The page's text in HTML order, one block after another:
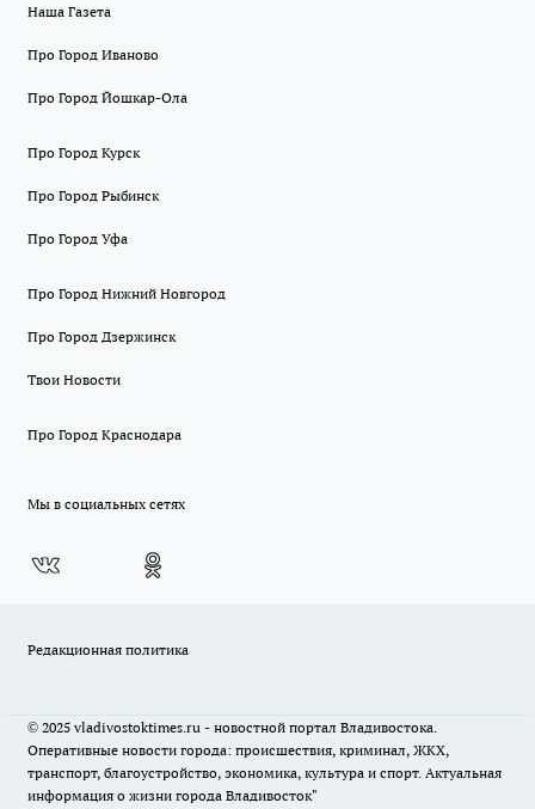
Наша Газета
Про Город Иваново
Про Город Йошкар-Ола
Про Город Курск
Про Город Рыбинск
Про Город Уфа
Про Город Нижний Новгород
Про Город Дзержинск
Твои Новости
Про Город Краснодара
Мы в социальных сетях
Редакционная политика
© 2025 vladivostoktimes.ru - новостной портал Владивостока.
Оперативные новости города: происшествия, криминал, ЖКХ,
транспорт, благоустройство, экономика, культура и спорт. Актуальная
информация о жизни города Владивосток"